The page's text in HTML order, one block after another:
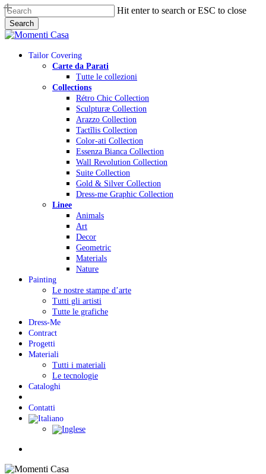
Skip
to
main
content
Hit enter to search or ESC to close
Search
Close
Menu
Tailor Covering
Carte da Parati
Tutte le collezioni
Collections
Rétro Chic Collection
Sculpturæ Collection
Arazzo Collection
Tactĩlis Collection
Color-ati Collection
Essenza Bianca Collection
Wall Revolution Collection
Suite Collection
Gold & Silver Collection
Dress-me Graphic Collection
Linee
Animals
Art
Decor
Geometric
Materials
Nature
Painting
Le nostre stampe d’arte
Tutti gli artisti
Tutte le grafiche
Dress-Me
Contract
Progetti
Materiali
Tutti i materiali
Le tecnologie
Cataloghi
Contatti